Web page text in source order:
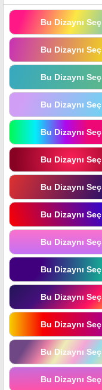
Bu Dizaynı Seç
Bu Dizaynı Seç
Bu Dizaynı Seç
Bu Dizaynı Seç
Bu Dizaynı Seç
Bu Dizaynı Seç
Bu Dizaynı Seç
Bu Dizaynı Seç
Bu Dizaynı Seç
Bu Dizaynı Seç
Bu Dizaynı Seç
Bu Dizaynı Seç
Bu Dizaynı Seç
Bu Dizaynı Seç